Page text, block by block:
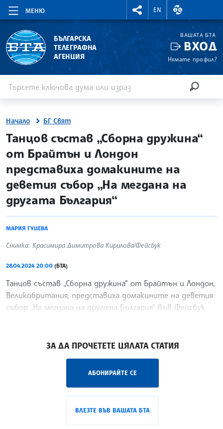
МЕНЮ
RIGHTMENU.SOCIAL
EN
ВАЛУТНИ
БЪЛГАРСКА
ТЕЛЕГРАФНА
АГЕНЦИЯ
ВАШАТА БТА
ВХОД
Нямате профил?
Начало БГ Свят
site.bta
Танцов състав „Сборна дружина“
от Брайтън и Лондон
представиха домакините на
деветия събор „На мегдана на
другата България“
МАРИЯ ГУЦЕВА
Снимка: Красимира Димитрова Кирилова/Фейсбук
28.04.2024 20:00 (БТА)
Танцов състав „Сборна дружина“ от Брайтън и Лондон,
Великобритания, представиха домакините на деветия
събор „На мегдана на другата България“ във Фейсбук
ЗА ДА ПРОЧЕТЕТЕ ЦЯЛАТА СТАТИЯ
АБОНИРАЙТЕ СЕ
ВЛЕЗТЕ ВЪВ ВАШАТА БТА